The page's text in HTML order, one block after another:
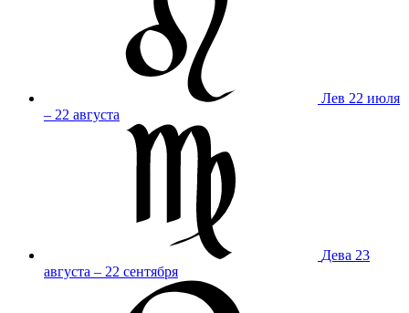
Лев 22 июля
– 22 августа
Дева 23
августа – 22 сентября